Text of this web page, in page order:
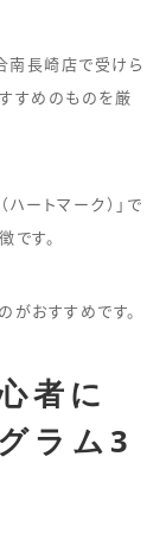
南長崎店で受けら
すめのものを厳
ートマーク）」で
です。
おすすめです。
者に
ラム3